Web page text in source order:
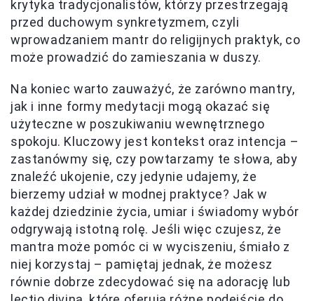
krytyka tradycjonalistów, którzy przestrzegają
przed duchowym synkretyzmem, czyli
wprowadzaniem mantr do religijnych praktyk, co
może prowadzić do zamieszania w duszy.
Na koniec warto zauważyć, że zarówno mantry,
jak i inne formy medytacji mogą okazać się
użyteczne w poszukiwaniu wewnętrznego
spokoju. Kluczowy jest kontekst oraz intencja –
zastanówmy się, czy powtarzamy te słowa, aby
znaleźć ukojenie, czy jedynie udajemy, że
bierzemy udział w modnej praktyce? Jak w
każdej dziedzinie życia, umiar i świadomy wybór
odgrywają istotną rolę. Jeśli więc czujesz, że
mantra może pomóc ci w wyciszeniu, śmiało z
niej korzystaj – pamiętaj jednak, że możesz
równie dobrze zdecydować się na adorację lub